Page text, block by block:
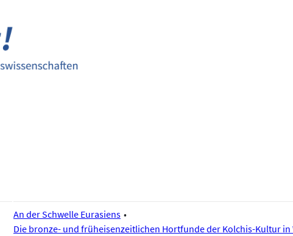
An der Schwelle Eurasiens
Die bronze- und früheisenzeitlichen Hortfunde der Kolchis-Kultur in